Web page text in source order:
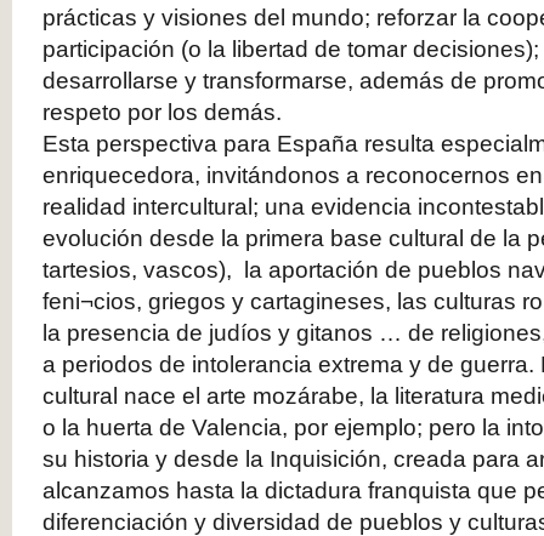
prácticas y visiones del mundo; reforzar la
participación (o la libertad de tomar
desarrollarse y transformarse, además de
respeto por los demás.
Esta perspectiva para España resulta
enriquecedora, invitándonos a reconocernos
realidad intercultural; una evidencia
evolución desde la primera base cultural de la
tartesios, vascos), la aportación de pueblos
feni¬cios, griegos y cartagineses, las culturas
la presencia de judíos y gitanos … de
a periodos de intolerancia extrema y de guerra.
cultural nace el arte mozárabe, la literatura
o la huerta de Valencia, por ejemplo; pero la
su historia y desde la Inquisición, creada para
alcanzamos hasta la dictadura franquista que
diferenciación y diversidad de pueblos y